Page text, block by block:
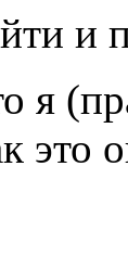
и
я
это